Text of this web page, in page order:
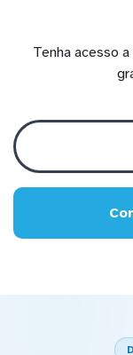
Tenha acesso